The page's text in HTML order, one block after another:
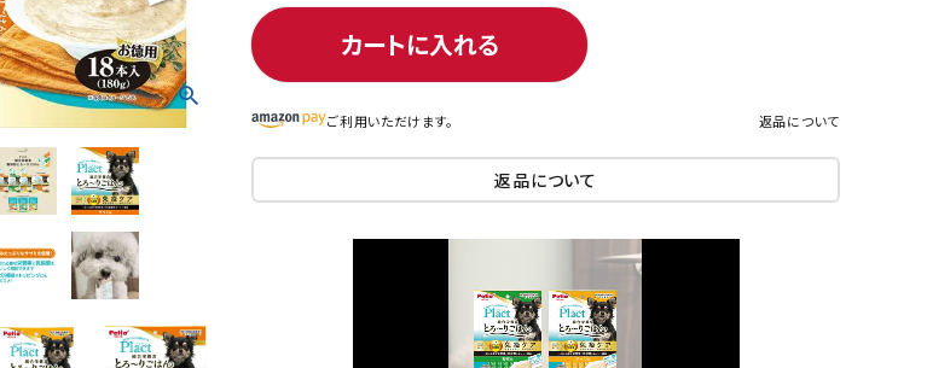
カートに入れる
ご利用いただけます。 返品について
返品について